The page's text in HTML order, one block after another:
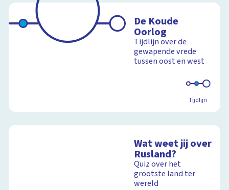
De Koude
Oorlog
Tijdlijn over de
gewapende vrede
tussen oost en west
Tijdlijn
Wat weet jij over
Rusland?
Quiz over het
grootste land ter
wereld